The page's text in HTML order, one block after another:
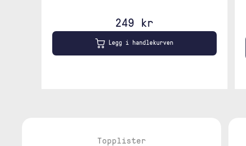
249 kr
Legg i handlekurven
Topplister